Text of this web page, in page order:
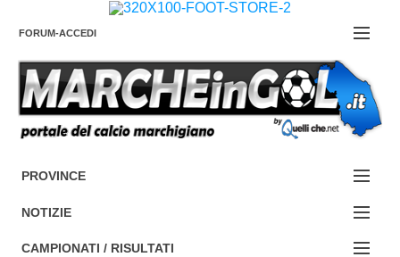
FORUM-ACCEDI
Contattaci
PROVINCE
EDIZIONE:
ANCONA
NOTIZIE
NOTIZIE:
CAMPIONATI / RISULTATI